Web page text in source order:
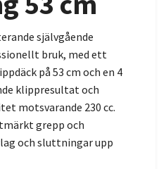
självgående
bruk, med ett
på 53 cm och en 4
klippresultat och
motsvarande 230 cc.
grepp och
och sluttningar upp